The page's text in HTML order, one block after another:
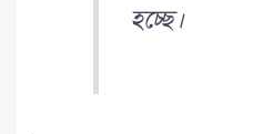
হচ্ছে।